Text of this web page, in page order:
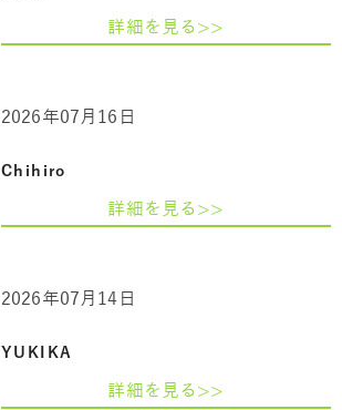
詳細を見る>>
Chihiro
2026年07月16日
詳細を見る>>
YUKIKA
2026年07月14日
詳細を見る>>